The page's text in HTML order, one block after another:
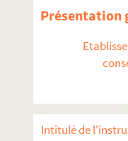
Présentation
Intitulé de
Vie
Vie
FSE-
FSE-
FSE-